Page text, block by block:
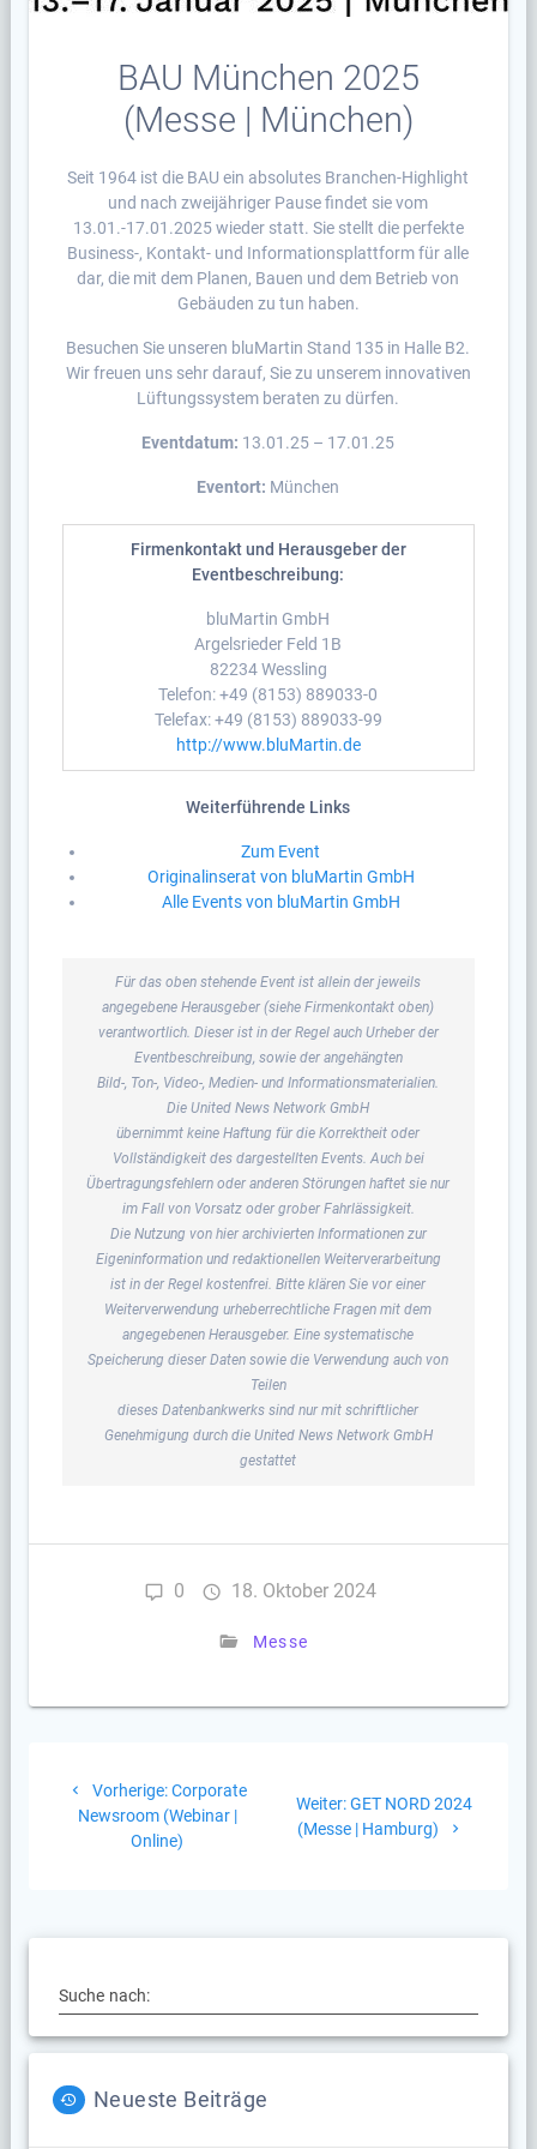
BAU München 2025
(Messe | München)
Seit 1964 ist die BAU ein ab­solutes Branchen-Highlight
und nach zweijähriger Pause findet sie vom
13.01.-17.01.2025 wieder statt. Sie stellt die perfekte
Business-, Kontakt- und Informationsplattform für alle
dar, die mit dem Planen, Bauen und dem Betrieb von
Gebäuden zu tun haben.
Besuchen Sie unseren bluMartin Stand 135 in Halle B2.
Wir freuen uns sehr darauf, Sie zu unserem innovativen
Lüftungssystem beraten zu dürfen.
Eventdatum: 13.01.25 – 17.01.25
Eventort: München
Firmenkontakt und Herausgeber der
Eventbeschreibung:
bluMartin GmbH
Argelsrieder Feld 1B
82234 Wessling
Telefon: +49 (8153) 889033-0
Telefax: +49 (8153) 889033-99
http://www.bluMartin.de
Weiterführende Links
Zum Event
Originalinserat von bluMartin GmbH
Alle Events von bluMartin GmbH
Für das oben stehende Event ist allein der jeweils
angegebene Herausgeber (siehe Firmenkontakt oben)
verantwortlich. Dieser ist in der Regel auch Urheber der
Eventbeschreibung, sowie der angehängten
Bild-, Ton-, Video-, Medien- und Informationsmaterialien.
Die United News Network GmbH
übernimmt keine Haftung für die Korrektheit oder
Vollständigkeit des dargestellten Events. Auch bei
Übertragungsfehlern oder anderen Störungen haftet sie nur
im Fall von Vorsatz oder grober Fahrlässigkeit.
Die Nutzung von hier archivierten Informationen zur
Eigeninformation und redaktionellen Weiterverarbeitung
ist in der Regel kostenfrei. Bitte klären Sie vor einer
Weiterverwendung urheberrechtliche Fragen mit dem
angegebenen Herausgeber. Eine systematische
Speicherung dieser Daten sowie die Verwendung auch von
Teilen
dieses Datenbankwerks sind nur mit schriftlicher
Genehmigung durch die United News Network GmbH
gestattet
0 18. Oktober 2024
Messe
Vorherige:Vorheriger
Beitrag:
Corporate
Newsroom (Webinar |
Online)
Weiter:Nächster
Beitrag:
GET NORD 2024
(Messe | Hamburg)
Suche nach:
Neueste Beiträge